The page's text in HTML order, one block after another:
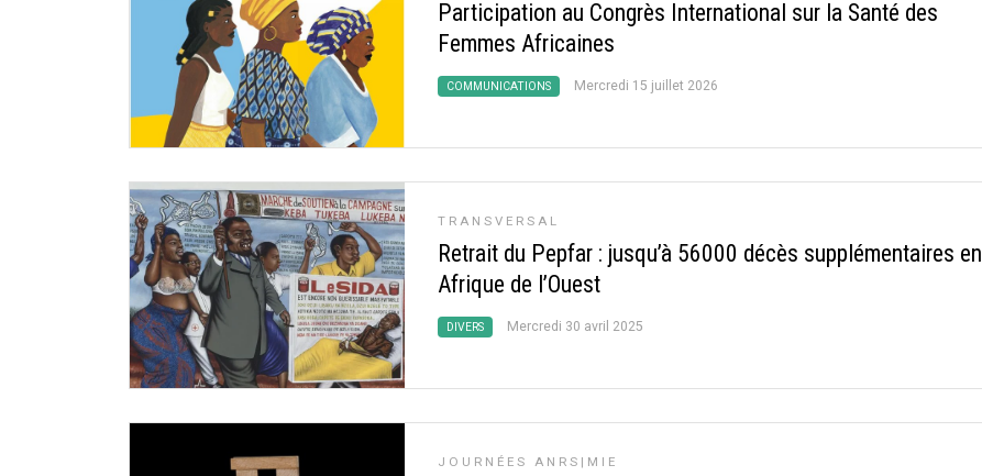
Participation au Congrès International sur la Santé des
Femmes Africaines
COMMUNICATIONS Mercredi 15 juillet 2026
TRANSVERSAL
Retrait du Pepfar : jusqu’à 56000 décès supplémentaires en
Afrique de l’Ouest
DIVERS Mercredi 30 avril 2025
JOURNÉES ANRS|MIE